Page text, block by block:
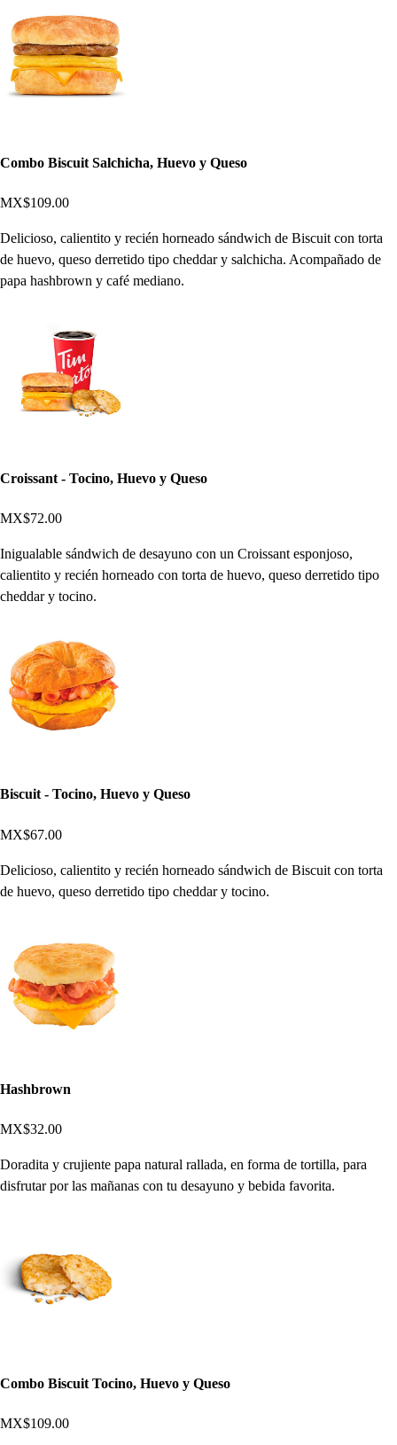
Combo Biscuit Salchicha, Huevo y Queso
MX$109.00
Delicioso, calientito y recién horneado sándwich de Biscuit con torta
de huevo, queso derretido tipo cheddar y salchicha. Acompañado de
papa hashbrown y café mediano.
Croissant - Tocino, Huevo y Queso
MX$72.00
Inigualable sándwich de desayuno con un Croissant esponjoso,
calientito y recién horneado con torta de huevo, queso derretido tipo
cheddar y tocino.
Biscuit - Tocino, Huevo y Queso
MX$67.00
Delicioso, calientito y recién horneado sándwich de Biscuit con torta
de huevo, queso derretido tipo cheddar y tocino.
Hashbrown
MX$32.00
Doradita y crujiente papa natural rallada, en forma de tortilla, para
disfrutar por las mañanas con tu desayuno y bebida favorita.
Combo Biscuit Tocino, Huevo y Queso
MX$109.00